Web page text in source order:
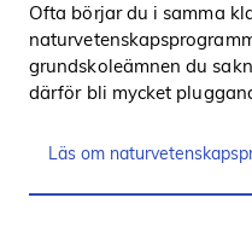
Ofta börjar du i samma
grundskoleämnen du
därför bli mycket
Läs om